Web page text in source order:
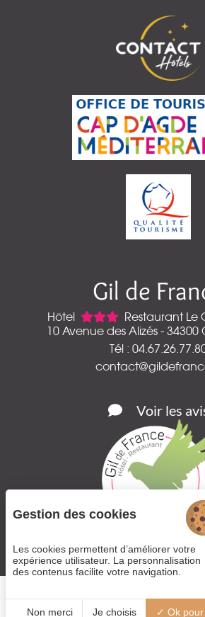
Gil de
Hôtel
Restaurant
10 Avenue des Alizés -
Tél :
Voir les
Gestion des cookies
Les cookies permettent d’améliorer votre
expérience utilisateur. La personnalisation
des contenus facilite votre navigation.
Non merci Je choisis Ok